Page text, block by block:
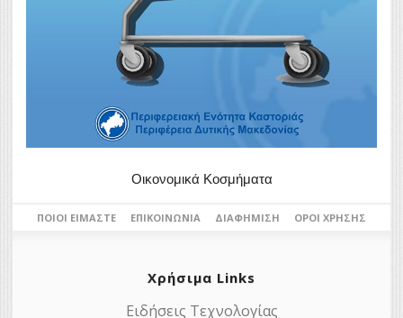
Οικονομικά Κοσμήματα
ΠΟΙΟΙ ΕΊΜΑΣΤΕ ΕΠΙΚΟΙΝΩΝΊΑ ΔΙΑΦΉΜΙΣΗ ΌΡΟΙ ΧΡΉΣΗΣ
Χρήσιμα Links
Ειδήσεις Τεχνολογίας